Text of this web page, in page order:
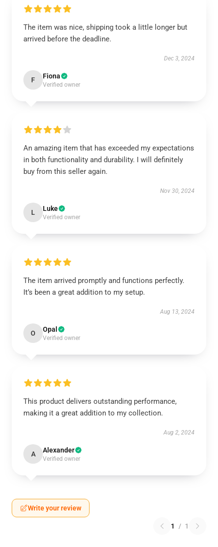
The item was nice, shipping took a little longer but
arrived before the deadline.
Dec 3, 2024
F Fiona
Verified owner
An amazing item that has exceeded my expectations
in both functionality and durability. I will definitely
buy from this seller again.
Nov 30, 2024
L Luke
Verified owner
The item arrived promptly and functions perfectly.
It’s been a great addition to my setup.
Aug 13, 2024
O Opal
Verified owner
This product delivers outstanding performance,
making it a great addition to my collection.
Aug 2, 2024
A Alexander
Verified owner
Write your review
1 / 1